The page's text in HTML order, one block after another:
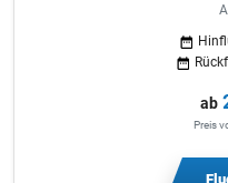
ab
Preis